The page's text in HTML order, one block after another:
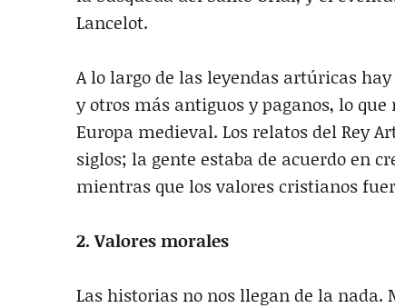
Lancelot.
A lo largo de las leyendas artúricas
y otros más antiguos y paganos, lo
Europa medieval. Los relatos del Rey
siglos; la gente estaba de acuerdo en
mientras que los valores cristianos
2. Valores morales
Las historias no nos llegan de la nada.